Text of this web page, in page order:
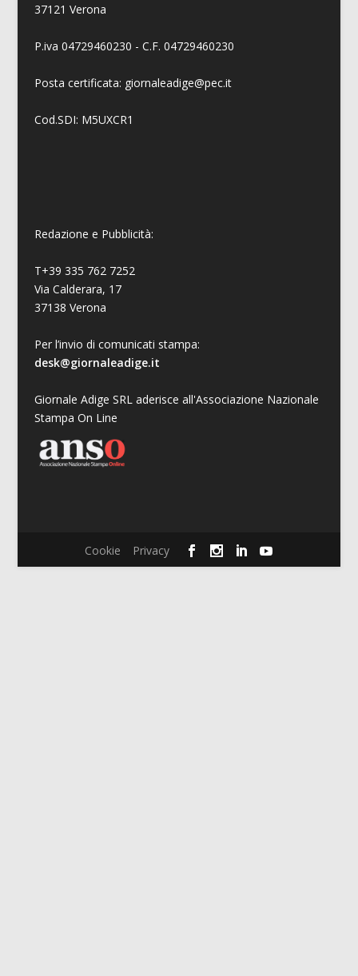
37121 Verona
P.iva 04729460230 - C.F. 04729460230
Posta certificata: giornaleadige@pec.it
Cod.SDI: M5UXCR1
Redazione e Pubblicità:
T+39 335 762 7252
Via Calderara, 17
37138 Verona
Per l’invio di comunicati stampa:
desk@giornaleadige.it
Giornale Adige SRL aderisce all'Associazione Nazionale
Stampa On Line
Cookie Privacy